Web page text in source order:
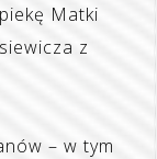
Matki
z
– w tym